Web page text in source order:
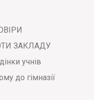
ЗАКЛАДУ
учнів
до гімназії